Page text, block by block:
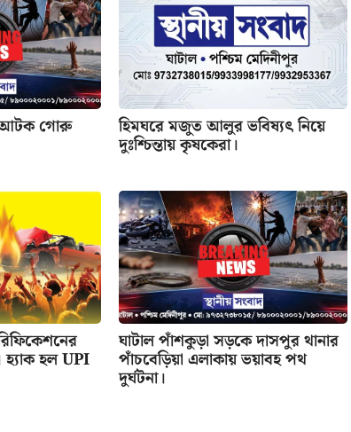
আটক গোরু হিমঘরে মজুত আলুর ভবিষ্যৎ নিয়ে
দুঃশ্চিন্তায় কৃষকেরা।
হ্যাক হল UPI
ঘাটাল পাঁশকুড়া সড়কে দাসপুর থানার
পাঁচবেড়িয়া এলাকায় ভয়াবহ পথ
দুর্ঘটনা।